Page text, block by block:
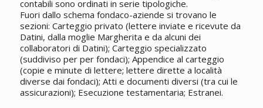
contabili sono ordinati in serie tipologiche.
Fuori dallo schema fondaco-aziende si trovano le
sezioni: Carteggio privato (lettere inviate e ricevute da
Datini, dalla moglie Margherita e da alcuni dei
collaboratori di Datini); Carteggio specializzato
(suddiviso per per fondaci); Appendice al carteggio
(copie e minute di lettere; lettere dirette a località
diverse dai fondaci); Atti e documenti diversi (tra cui le
assicurazioni); Esecuzione testamentaria; Estranei.